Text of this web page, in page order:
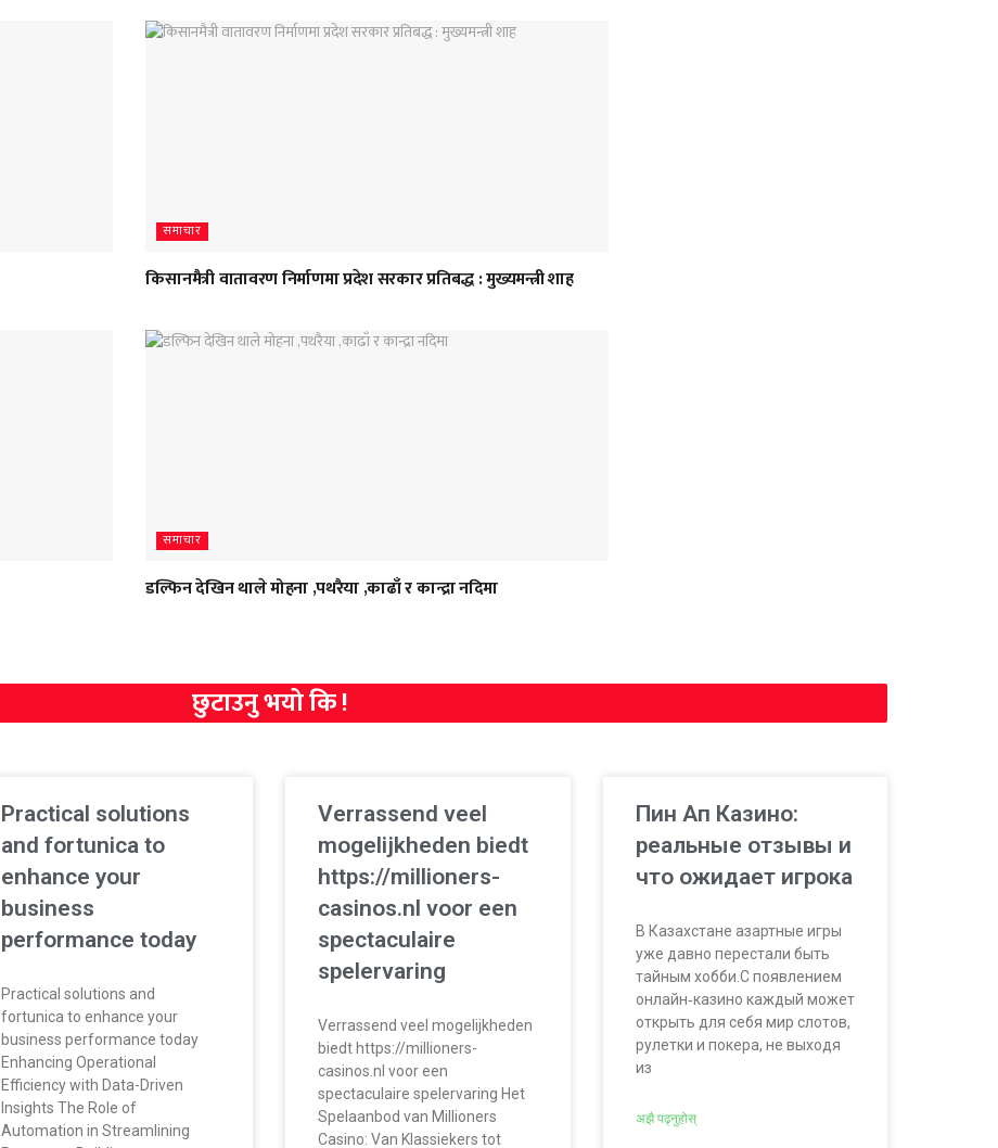
समाचार
किसानमैत्री वातावरण निर्माणमा प्रदेश सरकार प्रतिबद्ध : मुख्यमन्त्री शाह
समाचार
डल्फिन देखिन थाले मोहना ,पथरैया ,काढाँ र कान्द्रा नदिमा
छुटाउनु भयो कि !
Practical solutions
and fortunica to
enhance your
business
performance today
Practical solutions and
fortunica to enhance your
business performance today
Enhancing Operational
Efficiency with Data-Driven
Insights The Role of
Automation in Streamlining
Verrassend veel
mogelijkheden biedt
https://millioners-
casinos.nl voor een
spectaculaire
spelervaring
Verrassend veel mogelijkheden
biedt https://millioners-
casinos.nl voor een
spectaculaire spelervaring Het
Spelaanbod van Millioners
Casino: Van Klassiekers tot
Пин Ап Казино:
реальные отзывы и
что ожидает игрока
В Казахстане азартные игры
уже давно перестали быть
тайным хобби.С появлением
онлайн‑казино каждый может
открыть для себя мир слотов,
рулетки и покера, не выходя
из
अझै पढ्नुहोस्